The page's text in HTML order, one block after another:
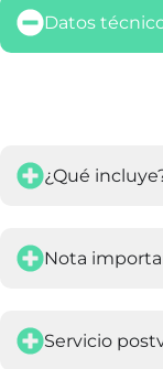
Datos
¿Qué
Nota
Servicio